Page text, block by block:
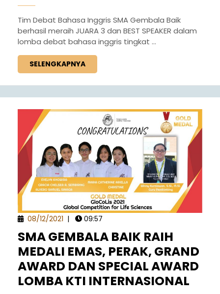
Tim Debat Bahasa Inggris SMA Gembala Baik
berhasil meraih JUARA 3 dan BEST SPEAKER dalam
lomba debat bahasa inggris tingkat ...
SELENGKAPNYA
08/12/2021 | 09:57
SMA GEMBALA BAIK RAIH
MEDALI EMAS, PERAK, GRAND
AWARD DAN SPECIAL AWARD
LOMBA KTI INTERNASIONAL